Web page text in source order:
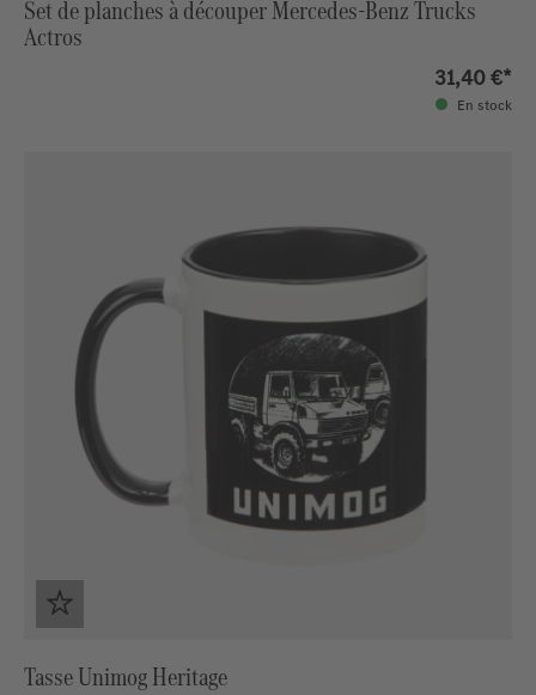
Set de planches à découper Mercedes-Benz Trucks
Actros
31,40 €*
En stock
Tasse Unimog Heritage